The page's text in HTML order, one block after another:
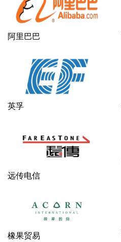
阿里巴巴
英孚
远传电信
橡果贸易